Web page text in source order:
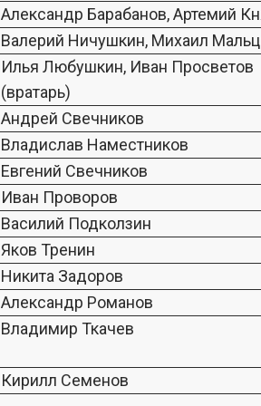
Александр Барабанов, Артемий
Валерий Ничушкин, Михаил
Илья Любушкин, Иван Просветов
(вратарь)
Андрей Свечников
Владислав Наместников
Евгений Свечников
Иван Проворов
Василий Подколзин
Яков Тренин
Никита Задоров
Александр Романов
Владимир Ткачев
Кирилл Семенов